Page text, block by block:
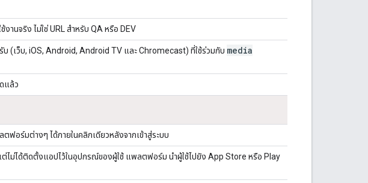
งานจริง ไม่ใช่ URL สำหรับ QA หรือ DEV
(เว็บ, iOS, Android, Android TV และ Chromecast) ที่ใช้ร่วมกับ media
แล้ว
ตฟอร์มต่างๆ ได้ภายในคลิกเดียวหลังจากเข้าสู่ระบบ
ไม่ได้ติดตั้งแอปไว้ในอุปกรณ์ของผู้ใช้ แพลตฟอร์ม นำผู้ใช้ไปยัง App Store หรือ Play